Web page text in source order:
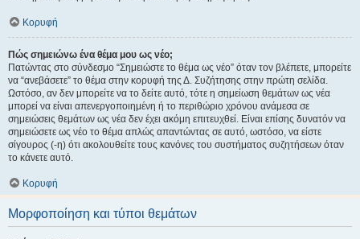
Κορυφή
Πώς σημειώνω ένα θέμα μου ως νέο;
Πατώντας στο σύνδεσμο “Σημειώστε το θέμα ως νέο” όταν τον βλέπετε, μπορείτε
να “ανεβάσετε” το θέμα στην κορυφή της Δ. Συζήτησης στην πρώτη σελίδα.
Ωστόσο, αν δεν μπορείτε να το δείτε αυτό, τότε η σημείωση θεμάτων ως νέα
μπορεί να είναι απενεργοποιημένη ή το περιθώριο χρόνου ανάμεσα σε
σημειώσεις θεμάτων ως νέα δεν έχει ακόμη επιτευχθεί. Είναι επίσης δυνατόν να
σημειώσετε ως νέο το θέμα απλώς απαντώντας σε αυτό, ωστόσο, να είστε
σίγουρος (-η) ότι ακολουθείτε τους κανόνες του συστήματος συζητήσεων όταν
το κάνετε αυτό.
Κορυφή
Μορφοποίηση και τύποι θεμάτων